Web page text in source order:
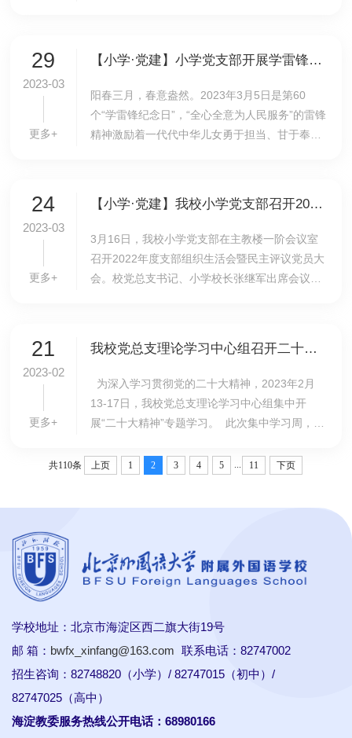
29
2023-03
更多+
【小学·党建】小学党支部开展学雷锋志愿活动
阳春三月，春意盎然。2023年3月5日是第60
个“学雷锋纪念日”，“全心全意为人民服务”的雷锋
精神激励着一代代中华儿女勇于担当、甘于奉
24
2023-03
更多+
【小学·党建】我校小学党支部召开2022年度组织生活会暨民主评议党员大会
3月16日，我校小学党支部在主教楼一阶会议室
召开2022年度支部组织生活会暨民主评议党员大
会。校党总支书记、小学校长张继军出席会议。
21
2023-02
更多+
我校党总支理论学习中心组召开二十大精神专题学习会
为深入学习贯彻党的二十大精神，2023年2月
13-17日，我校党总支理论学习中心组集中开
展“二十大精神”专题学习。 此次集中学习周，我
科教兴国，强化现代化建设人才支撑”、“坚定不
共110条 上页 1 2 3 4 5 11 下页
学校地址：北京市海淀区西二旗大街19号
邮 箱： bwfx_xinfang@163.com 联系电话：82747002
招生咨询：82748820（小学）/ 82747015（初中）/
82747025（高中）
海淀教委服务热线公开电话：68980166